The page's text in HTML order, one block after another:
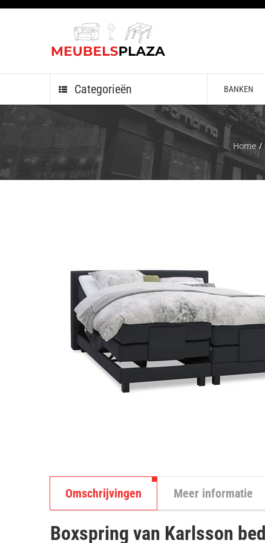
Categorieën BANKEN
Home/
Omschrijvingen Meer informatie
Boxspring van Karlsson